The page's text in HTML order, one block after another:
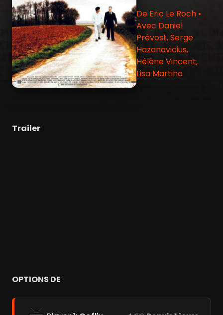
De Eric Le Roch •
Avec Daniel
Prévost, Serge
Hazanavicius,
Hélène Vincent,
Lisa Martino
Trailer
OPTIONS DE